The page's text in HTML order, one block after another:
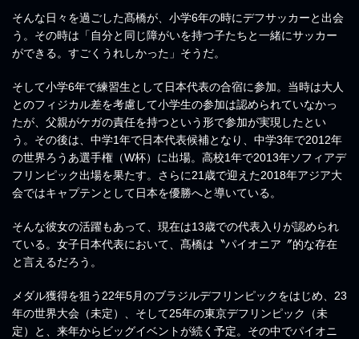
そんな日々を過ごした髙橋が、小学6年の時にデフサッカーと出会
う。その時は「自分と同じ障がいを持つ子たちと一緒にサッカー
ができる。すごくうれしかった」そうだ。
そして小学6年で練習生として日本代表の合宿に参加。当時は大人
とのフィジカル差を考慮して小学生の参加は認められていなかっ
たが、父親がケガの責任を持つという形で参加が実現したとい
う。その後は、中学1年で日本代表候補となり、中学3年で2012年
の世界ろうあ選手権（W杯）に出場。高校1年で2013年ソフィアデ
フリンピック出場を果たす。さらに21歳で迎えた2018年アジア大
会ではキャプテンとして日本を優勝へと導いている。
そんな彼女の活躍もあって、現在は13歳での代表入りが認められ
ている。女子日本代表において、髙橋は〝パイオニア〞的な存在
と言えるだろう。
メダル獲得を狙う22年5月のブラジルデフリンピックをはじめ、23
年の世界大会（未定）、そして25年の東京デフリンピック（未
定）と、来年からビッグイベントが続く予定。その中でパイオニ